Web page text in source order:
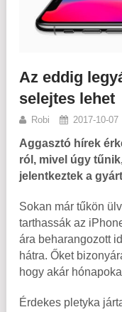
Az eddig
selejtes lehet
Robi 2017-10-07
Aggasztó hírek
ról, mivel úgy
jelentkeztek a
Sokan már tűkön
tarthassák az
ára beharangozott
hátra. Őket
hogy akár
Érdekes pletyka